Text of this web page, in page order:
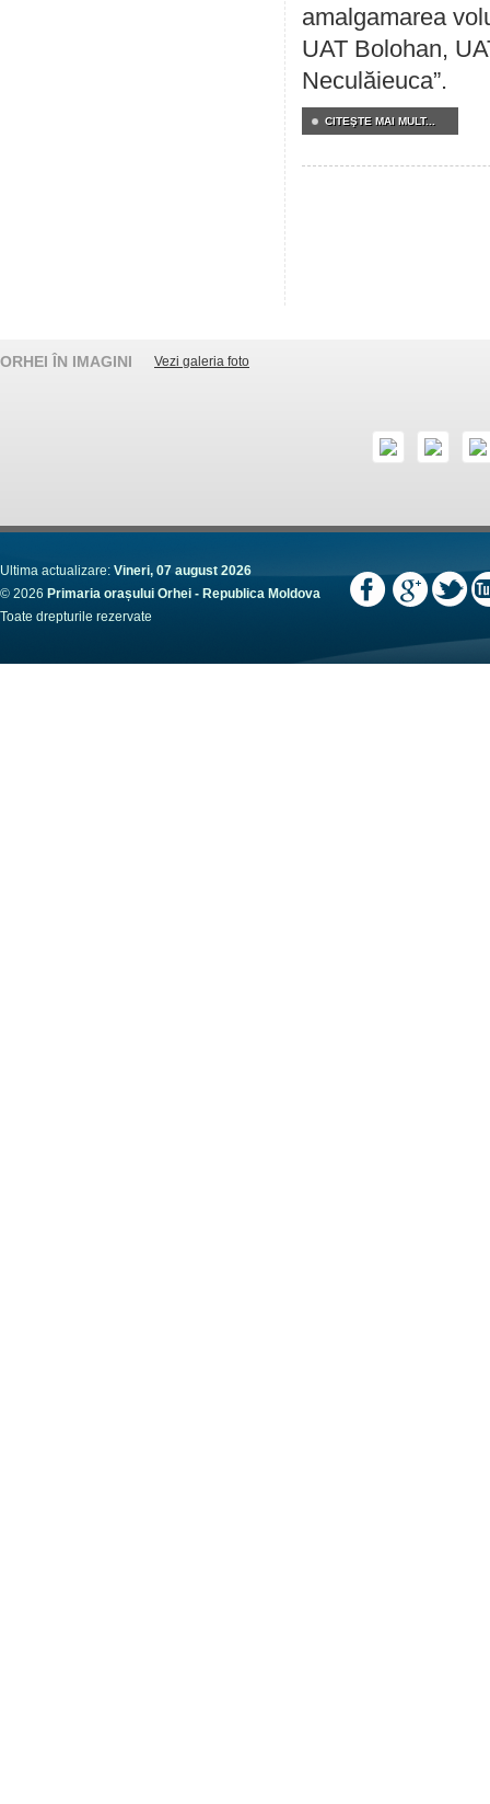
amalgamarea
UAT Bolohan,
Neculăieuca”.
CITEŞTE MAI MULT...
ORHEI ÎN IMAGINI Vezi galeria foto
Ultima actualizare: Vineri, 07 august 2026
© 2026 Primaria orașului Orhei - Republica Moldova
Toate drepturile rezervate